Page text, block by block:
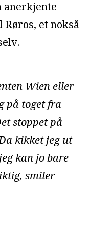
anerkjente
et nokså
Wien eller
på toget fra
stoppet på
kikket jeg ut
kan jo bare
smiler